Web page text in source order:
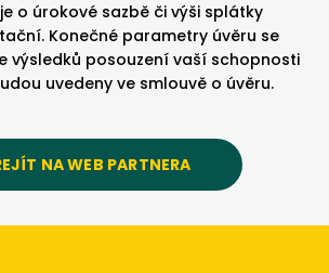
o úrokové sazbě či výši splátky
Konečné parametry úvěru se
výsledků posouzení vaší schopnosti
uvedeny ve smlouvě o úvěru.
NA WEB PARTNERA